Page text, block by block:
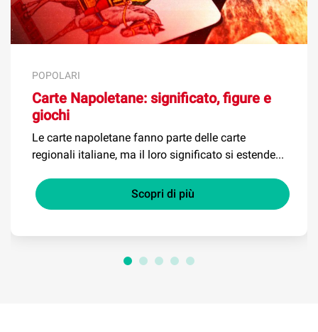
POPOLARI
Carte Napoletane: significato, figure e
giochi
Le carte napoletane fanno parte delle carte
regionali italiane, ma il loro significato si estende...
Scopri di più